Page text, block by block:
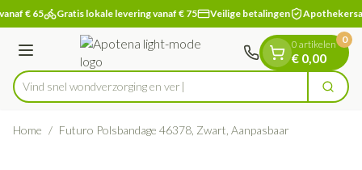
Ga naar de inhoud
1 van 1
€ 65 Gratis lokale levering vanaf € 75 Veilige betalingen
Menu
Product, merk, categorie...
Vind snel wondverzorg Zoek
0 artikelen
€ 0,00
0
Home / Futuro Polsbandage 46378, Zwart, Aanpasbaar